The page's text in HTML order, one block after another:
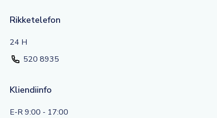
Rikketelefon
24 H
520 8935
Kliendiinfo
E-R 9:00 - 17:00